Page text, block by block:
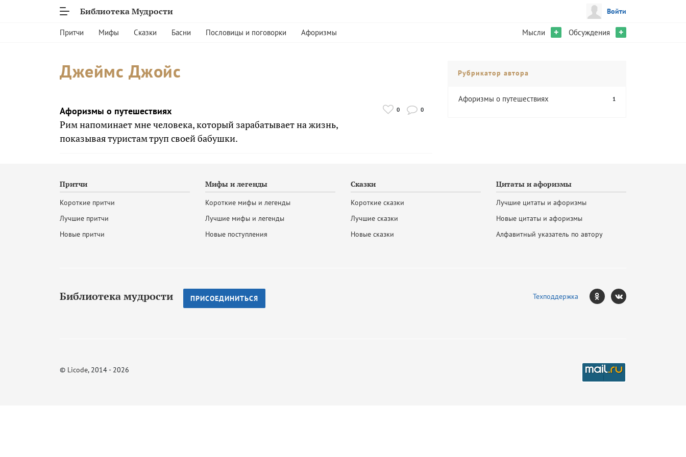
Библиотека Мудрости Войти
Притчи Мифы Сказки Басни Пословицы и поговорки Афоризмы Мысли + Обсуждения +
Джеймс Джойс
Афоризмы о путешествиях
Рим напоминает мне человека, который зарабатывает на жизнь,
показывая туристам труп своей бабушки.
0 0
Рубрикатор автора
Афоризмы о путешествиях 1
Притчи
Короткие притчи
Лучшие притчи
Новые притчи
Мифы и легенды
Короткие мифы и легенды
Лучшие мифы и легенды
Новые поступления
Сказки
Короткие сказки
Лучшие сказки
Новые сказки
Цитаты и афоризмы
Лучшие цитаты и афоризмы
Новые цитаты и афоризмы
Алфавитный указатель по автору
Библиотека мудрости ПРИСОЕДИНИТЬСЯ Техподдержка
© Licode, 2014 - 2026